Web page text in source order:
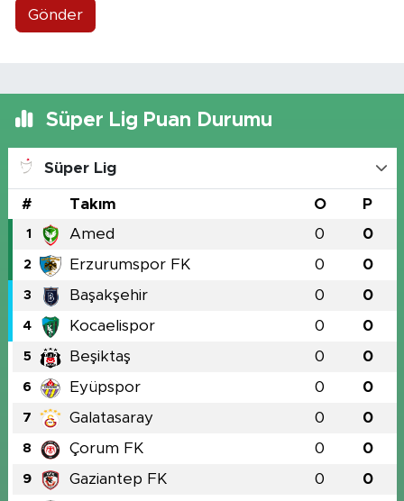
Gönder
Süper Lig Puan Durumu
Süper Lig
# Takım O P
1 Amed 0 0
2 Erzurumspor FK 0 0
3 Başakşehir 0 0
4 Kocaelispor 0 0
5 Beşiktaş 0 0
6 Eyüpspor 0 0
7 Galatasaray 0 0
8 Çorum FK 0 0
9 Gaziantep FK 0 0